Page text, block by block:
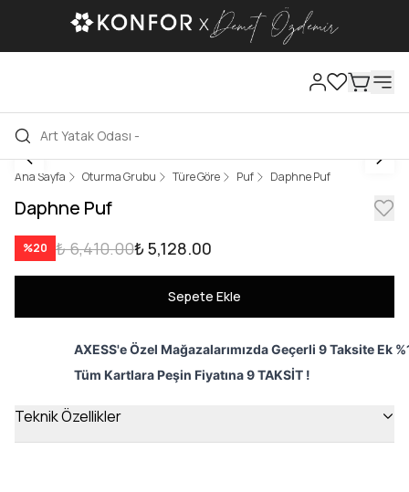
Ana Sayfa Oturma Grubu Türe Göre Puf Daphne Puf
Daphne Puf
%20 ₺ 6,410.00₺ 5,128.00
Sepete Ekle
AXESS'e Özel Mağazalarımızda Geçerli 9 Taksite Ek
Tüm Kartlara Peşin Fiyatına 9 TAKSİT !
Teknik Özellikler